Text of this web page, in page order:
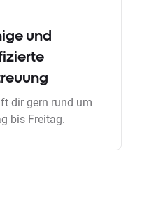
und
dir gern rund um
bis Freitag.